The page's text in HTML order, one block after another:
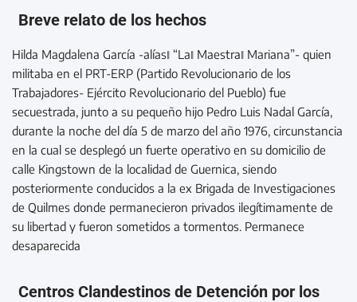
Breve relato de los hechos
Hilda Magdalena García -alías‖ “La‖ Maestra‖ Mariana”- quien
militaba en el PRT-ERP (Partido Revolucionario de los
Trabajadores- Ejército Revolucionario del Pueblo) fue
secuestrada, junto a su pequeño hijo Pedro Luis Nadal García,
durante la noche del día 5 de marzo del año 1976, circunstancia
en la cual se desplegó un fuerte operativo en su domicilio de
calle Kingstown de la localidad de Guernica, siendo
posteriormente conducidos a la ex Brigada de Investigaciones
de Quilmes donde permanecieron privados ilegítimamente de
su libertad y fueron sometidos a tormentos. Permanece
desaparecida
Centros Clandestinos de Detención por los